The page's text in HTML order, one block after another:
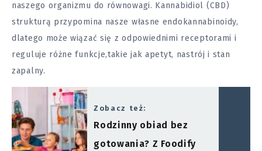
naszego organizmu do równowagi. Kannabidiol (CBD)
strukturą przypomina nasze własne endokannabinoidy,
dlatego może wiązać się z odpowiednimi receptorami i
reguluje różne funkcje,takie jak apetyt, nastrój i stan
zapalny.
Zobacz też:
Rodzinny obiad bez
gotowania? Z Foodify